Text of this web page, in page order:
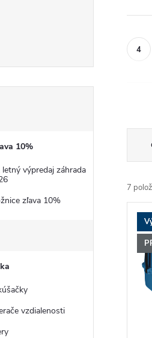
10%
výpredaj záhrada
zľava 10%
vzdialenosti
a
d
e
n
7
V
ý